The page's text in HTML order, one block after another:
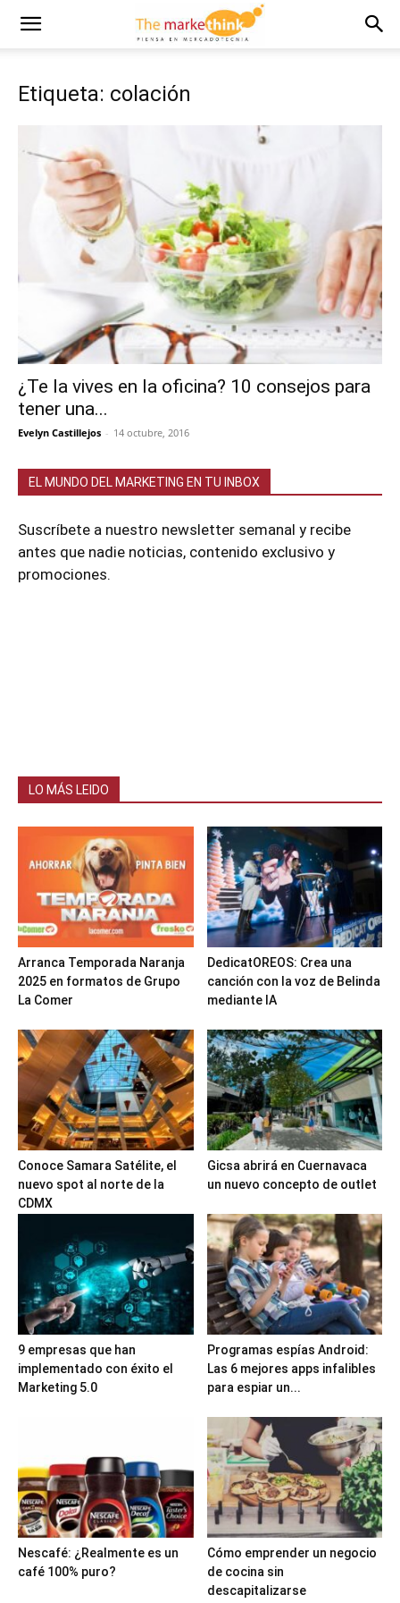
Etiqueta: colación
¿Te la vives en la oficina? 10 consejos para
tener una...
Evelyn Castillejos - 14 octubre, 2016
EL MUNDO DEL MARKETING EN TU INBOX
Suscríbete a nuestro newsletter semanal y recibe
antes que nadie noticias, contenido exclusivo y
promociones.
LO MÁS LEIDO
Arranca Temporada Naranja
2025 en formatos de Grupo
La Comer
DedicatOREOS: Crea una
canción con la voz de Belinda
mediante IA
Conoce Samara Satélite, el
nuevo spot al norte de la
CDMX
Gicsa abrirá en Cuernavaca
un nuevo concepto de outlet
9 empresas que han
implementado con éxito el
Marketing 5.0
Programas espías Android:
Las 6 mejores apps infalibles
para espiar un...
Nescafé: ¿Realmente es un
café 100% puro?
Cómo emprender un negocio
de cocina sin
descapitalizarse